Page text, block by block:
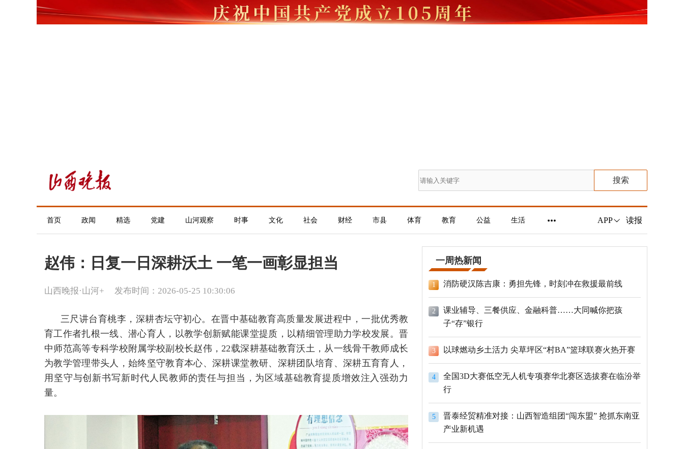
搜索
首页 政闻 精选 党建 山河观察 时事 文化 社会 财经 市县 体育 教育 公益 生活 APP 读报
赵伟：日复一日深耕沃土 一笔一画彰显担当
山西晚报·山河+ 发布时间：2026-05-25 10:30:06
三尺讲台育桃李，深耕杏坛守初心。在晋中基础教育高质量发展进程中，一批优秀教
育工作者扎根一线、潜心育人，以教学创新赋能课堂提质，以精细管理助力学校发展。晋
中师范高等专科学校附属学校副校长赵伟，22载深耕基础教育沃土，从一线骨干教师成长
为教学管理带头人，始终坚守教育本心、深耕课堂教研、深耕团队培育、深耕五育育人，
用坚守与创新书写新时代人民教师的责任与担当，为区域基础教育提质增效注入强劲力
量。
一周热新闻
1 消防硬汉陈吉康：勇担先锋，时刻冲在救援最前线
2
课业辅导、三餐供应、金融科普……大同喊你把孩
子“存”银行
3 以球燃动乡土活力 尖草坪区“村BA”篮球联赛火热开赛
4
全国3D大赛低空无人机专项赛华北赛区选拔赛在临汾举
行
5
晋泰经贸精准对接：山西智造组团“闯东盟” 抢抓东南亚
产业新机遇